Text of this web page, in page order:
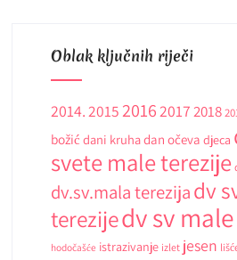
Oblak ključnih riječi
2014.2015201620172018
božić dani kruhadan očeva djeca
svete male terezije
dv.sv.mala terezijadv
terezijedv sv
hodočašće istrazivanje izlet jesen